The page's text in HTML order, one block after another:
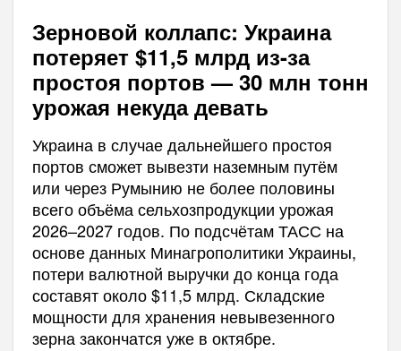
Зерновой коллапс: Украина
потеряет $11,5 млрд из-за
простоя портов — 30 млн тонн
урожая некуда девать
Украина в случае дальнейшего простоя
портов сможет вывезти наземным путём
или через Румынию не более половины
всего объёма сельхозпродукции урожая
2026–2027 годов. По подсчётам ТАСС на
основе данных Минагрополитики Украины,
потери валютной выручки до конца года
составят около $11,5 млрд. Складские
мощности для хранения невывезенного
зерна закончатся уже в октябре.